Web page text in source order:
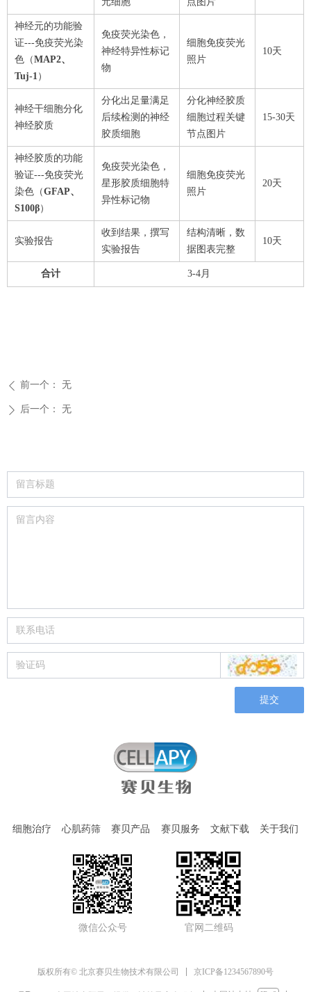
神经元的功能验
证---免疫荧光染
色（MAP2、
Tuj-1）
免疫荧光染色，
神经特异性标记
物
细胞免疫荧光
照片
10天
神经干细胞分化
神经胶质
分化出足量满足
后续检测的神经
胶质细胞
分化神经胶质
细胞过程关键
节点图片
15-30天
神经胶质的功能
验证---免疫荧光
染色（GFAP、
S100β）
免疫荧光染色，
星形胶质细胞特
异性标记物
细胞免疫荧光
照片
20天
实验报告
收到结果，撰写
实验报告
结构清晰，数
据图表完整
10天
合计 3-4月
ꄴ 前一个： 无
ꄲ 后一个： 无
官网二维码
微信公众号
细胞治疗 心肌药筛 赛贝产品 赛贝服务 文献下载 关于我们
提交
版权所有© 北京赛贝生物技术有限公司 京ICP备1234567890号